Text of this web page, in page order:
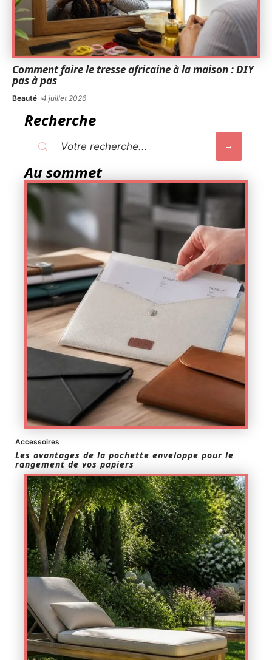
Comment faire le tresse africaine à la maison : DIY
pas à pas
Beauté 4 juillet 2026
Recherche
Au sommet
Accessoires
Les avantages de la pochette enveloppe pour le
rangement de vos papiers